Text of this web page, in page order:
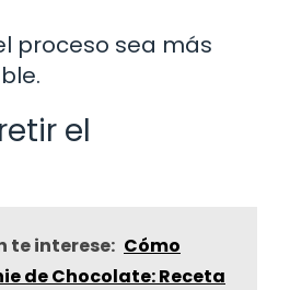
proceso sea más
el
te interese: Cómo
de Chocolate: Receta